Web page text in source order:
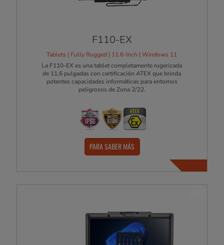
F110-EX
Tablets | Fully Rugged | 11.6-Inch | Windows 11
La F110-EX es una tablet completamente rugerizada
de 11,6 pulgadas con certificación ATEX que brinda
potentes capacidades informáticas para entornos
peligrosos de Zona 2/22.
PARA SABER MÁS